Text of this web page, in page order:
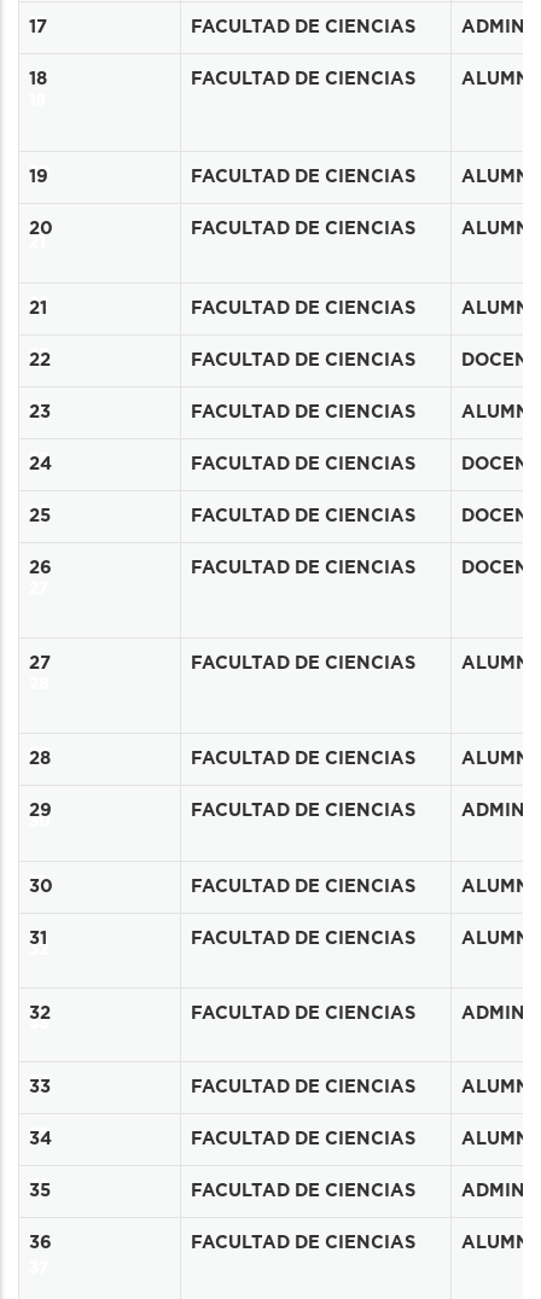
18
17 FACULTAD DE CIENCIAS
18 FACULTAD DE CIENCIAS
20
19 FACULTAD DE CIENCIAS
20 FACULTAD DE CIENCIAS
22
21 FACULTAD DE CIENCIAS
23
22 FACULTAD DE CIENCIAS
24
23 FACULTAD DE CIENCIAS
25
24 FACULTAD DE CIENCIAS
26
25 FACULTAD DE CIENCIAS
26 FACULTAD DE CIENCIAS
27 FACULTAD DE CIENCIAS
29
28 FACULTAD DE CIENCIAS
29 FACULTAD DE CIENCIAS
31
30 FACULTAD DE CIENCIAS
31 FACULTAD DE CIENCIAS
32 FACULTAD DE CIENCIAS
34
33 FACULTAD DE CIENCIAS
35
34 FACULTAD DE CIENCIAS
36
35 FACULTAD DE CIENCIAS
36 FACULTAD DE CIENCIAS